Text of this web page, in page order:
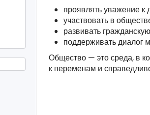
проявлять уважение к
участвовать в
развивать
поддерживать диалог
Общество — это среда, в
к переменам и